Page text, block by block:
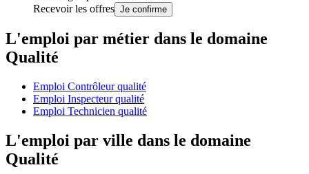
Recevoir les offres Je confirme
L'emploi par métier dans le domaine
Qualité
Emploi Contrôleur qualité
Emploi Inspecteur qualité
Emploi Technicien qualité
L'emploi par ville dans le domaine
Qualité